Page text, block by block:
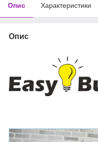
Опис Характеристики
Опис